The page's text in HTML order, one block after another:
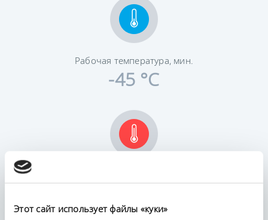
Этот сайт использует файлы «куки»
Рабочая температура, мин.
-45 °C